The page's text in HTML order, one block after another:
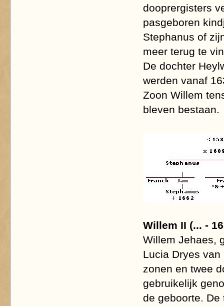
dooprergisters
pasgeboren
Stephanus of
meer terug te
De dochter
werden vanaf
Zoon Willem
bleven bestaan.
Willem II (... -
Willem Jehaes,
Lucia Dryes
zonen en twee
gebruikelijk
de geboorte.